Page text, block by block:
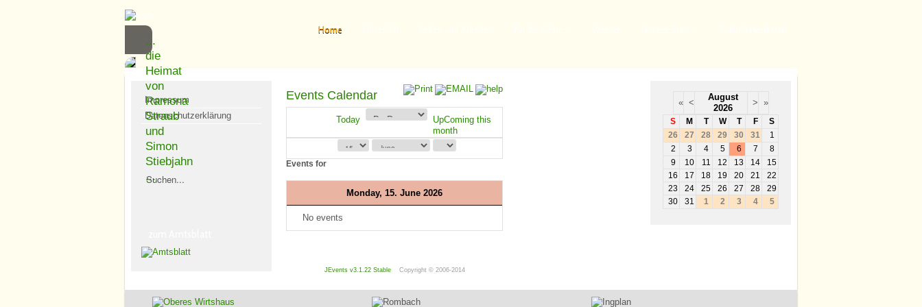
Home
...
die
Heimat
von
Ramona
Straub
und
Simon
Stiebjahn
...
Impressum
Datenschutzerklärung
Suchen
« <
August
2026
> »
S M T W T F
S
26
27 28 29 30 31
1
2
3 4 5 6 7
8
9
10 11 12 13 14
15
16
17 18 19 20 21
22
23
24 25 26 27 28
29
30
31 1 2 3 4 5
Events Calendar
Today
UpComing this
month
Events for
Monday, 15. June 2026
No events
JEvents v3.1.22 Stable Copyright © 2006-2014